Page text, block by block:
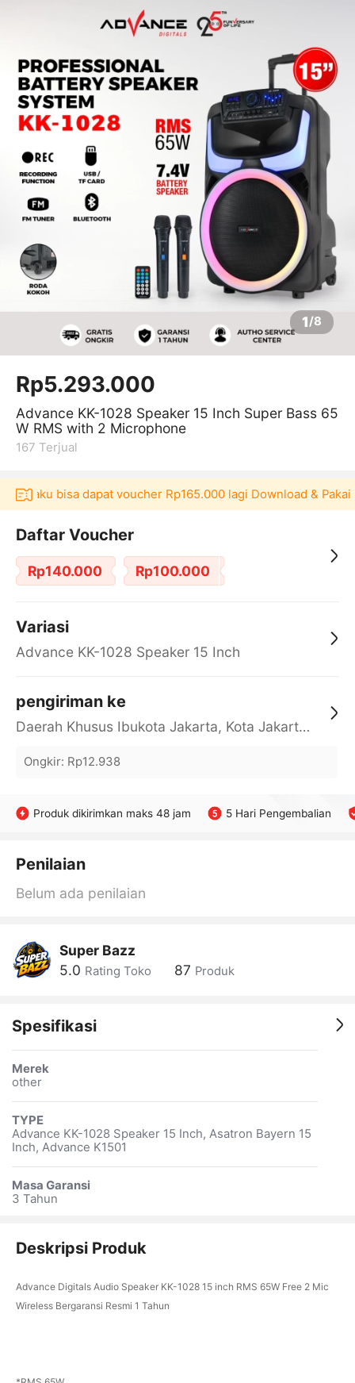
1/8
Rp5.293.000
Advance KK-1028 Speaker 15 Inch Super Bass 65
W RMS with 2 Microphone
167 Terjual
bisa dapat voucher Rp165.000 lagi Download & Pakai！
Daftar Voucher
Rp140.000 Rp100.000
Variasi
Advance KK-1028 Speaker 15 Inch
pengiriman ke
Daerah Khusus Ibukota Jakarta, Kota Jakarta Barat, Cengkareng, yy
Ongkir: Rp12.938
Produk dikirimkan maks 48 jam 5 Hari Pengembalian
Penilaian
Belum ada penilaian
Super Bazz
5.0 Rating Toko 87 Produk
Spesifikasi
Merek
other
TYPE
Advance KK-1028 Speaker 15 Inch, Asatron Bayern 15
Inch, Advance K1501
Masa Garansi
3 Tahun
Deskripsi Produk
Advance Digitals Audio Speaker KK-1028 15 inch RMS 65W Free 2 Mic
Wireless Bergaransi Resmi 1 Tahun